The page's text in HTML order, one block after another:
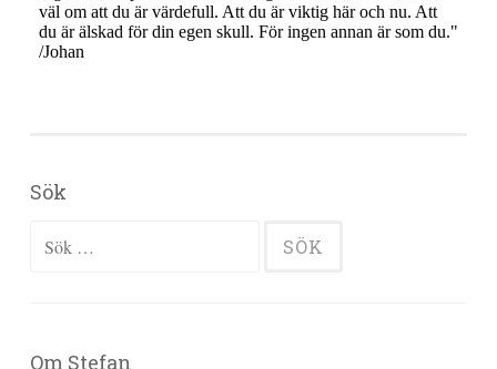
Sök
Sök efter:
Om Stefan